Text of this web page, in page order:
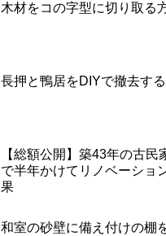
木材をコの字型に切り取る
長押と鴨居をDIYで撤去す
【総額公開】築43年の古民
で半年かけてリノベーショ
果
和室の砂壁に備え付けの棚